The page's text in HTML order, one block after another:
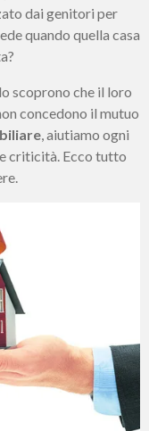
dai genitori per
quando quella casa
scoprono che il loro
concedono il mutuo
, aiutiamo ogni
criticità. Ecco tutto